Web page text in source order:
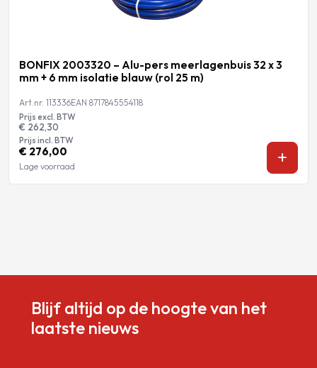
BONFIX 2003320 – Alu-pers meerlagenbuis 32 x 3
mm + 6 mm isolatie blauw (rol 25 m)
Art.nr. 113336EAN 8717845554118
Prijs excl. BTW
€ 262,30
Prijs incl. BTW
€ 276,00
Lage voorraad
Blijf altijd op de hoogte van het
laatste nieuws